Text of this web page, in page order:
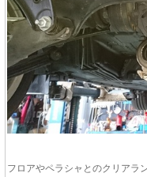
フロアやペラシャとのクリアラ